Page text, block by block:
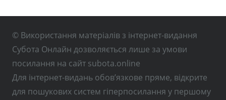
© Використання матеріалів з інтернет-видання
Субота Онлайн дозволяється лише за умови
посилання на сайт subota.online
Для інтернет-видань обов’язкове пряме, відкрите
для пошукових систем гіперпосилання у першому